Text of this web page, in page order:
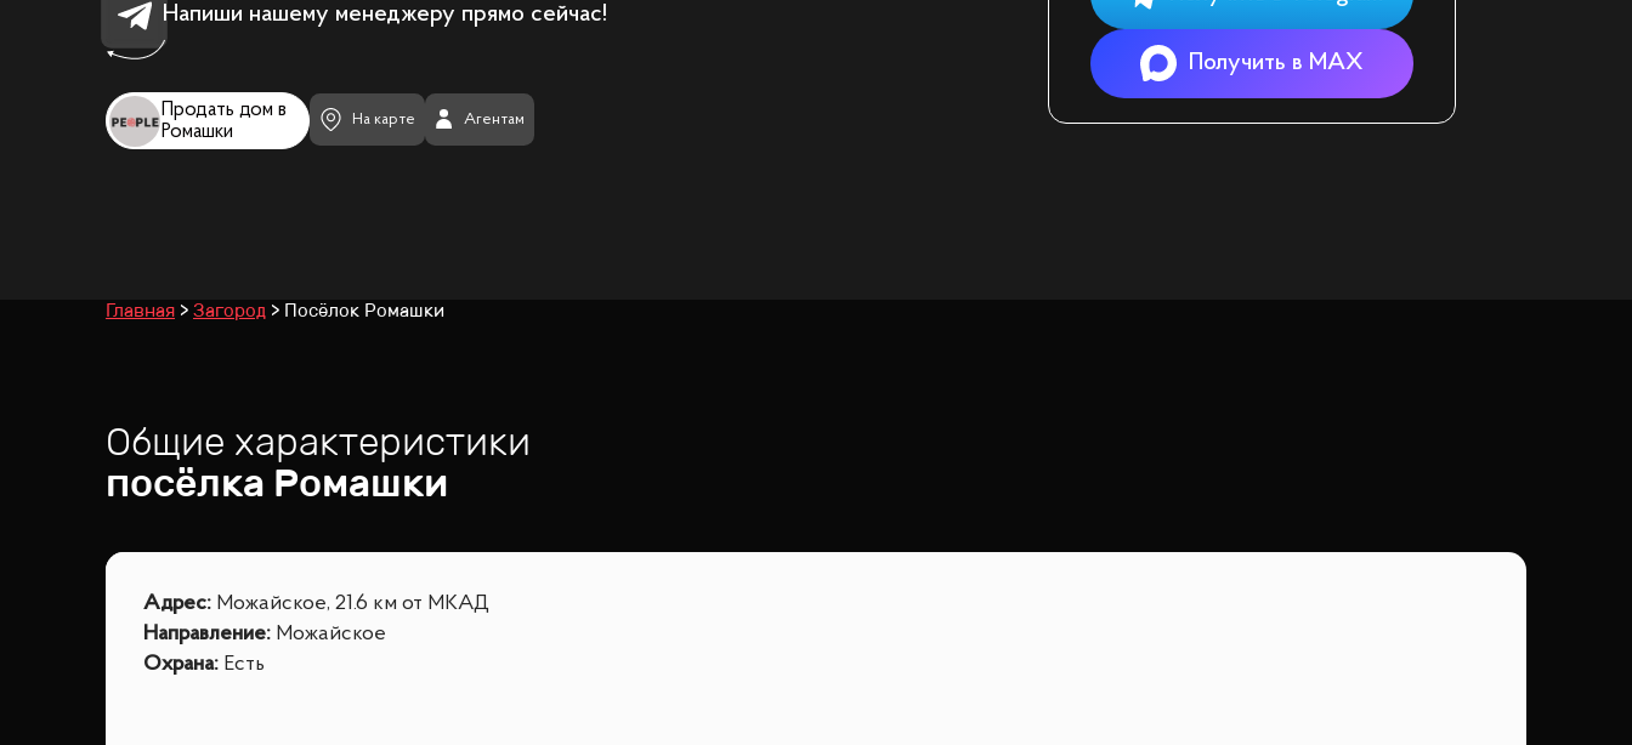
Напиши нашему менеджеру прямо сейчас!
Продать дом в
Ромашки
На карте Агентам
Получить в MAX
Главная Загород Посёлок Ромашки
Общие характеристики
посёлка Ромашки
Адрес: Можайское, 21.6 км от МКАД
Направление: Можайское
Охрана: Есть